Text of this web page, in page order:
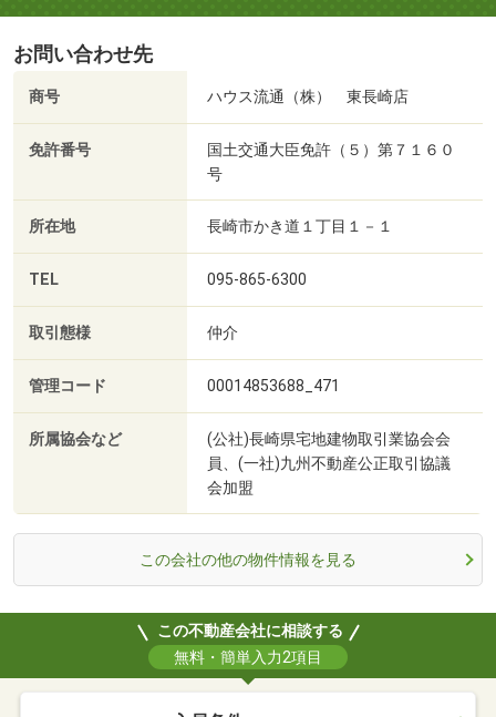
お問い合わせ先
商号 ハウス流通（株） 東長崎店
免許番号
国土交通大臣免許（５）第７１６０
号
所在地 長崎市かき道１丁目１－１
TEL 095-865-6300
取引態様 仲介
管理コード 00014853688_471
所属協会など
(公社)長崎県宅地建物取引業協会会
員、(一社)九州不動産公正取引協議
会加盟
この会社の他の物件情報を見る
この不動産会社に相談する
無料・簡単入力2項目